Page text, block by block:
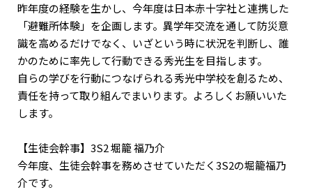
昨年度の経験を生かし、今年度は日本赤十字社と連携した
「避難所体験」を企画します。異学年交流を通して防災意
識を高めるだけでなく、いざという時に状況を判断し、誰
かのために率先して行動できる秀光生を目指します。
自らの学びを行動につなげられる秀光中学校を創るため、
責任を持って取り組んでまいります。よろしくお願いいた
します。
【生徒会幹事】3S2 堀籠 福乃介
今年度、生徒会幹事を務めさせていただく3S2の堀籠福乃
介です。